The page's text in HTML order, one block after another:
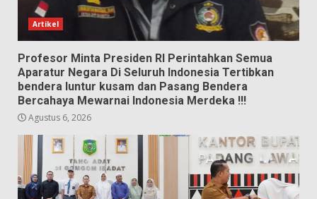
Artikel
Profesor Minta Presiden RI Perintahkan Semua
Aparatur Negara Di Seluruh Indonesia Tertibkan
bendera luntur kusam dan Pasang Bendera
Bercahaya Mewarnai Indonesia Merdeka !!!
Agustus 6, 2026